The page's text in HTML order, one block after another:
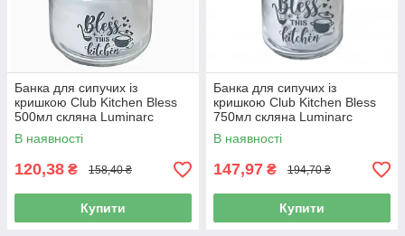
Банка для сипучих із
кришкою Club Kitchen Bless
500мл скляна Luminarc
V3653
В наявності
120,38 ₴ 158,40 ₴
Купити
Банка для сипучих із
кришкою Club Kitchen Bless
750мл скляна Luminarc
V3648
В наявності
147,97 ₴ 194,70 ₴
Купити